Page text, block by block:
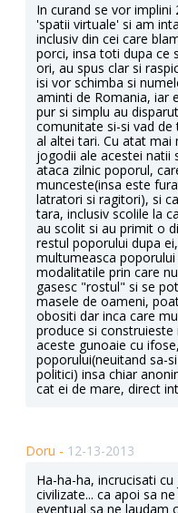
In curand se vor implini
'spatii virtuale' si am
inclusiv din cei care
porci, insa toti dupa ce
ori, au spus clar si
isi vor schimba si
aminti de Romania, iar
pur si simplu au
comunitate si-si vad
al altei tari. Cu atat mai
jogodii ale acestei natii
ataca zilnic poporul,
munceste(insa este
latratori si ragitori), si
tara, inclusiv scolile la
au scolit si au primit o
restul poporului dupa
multumeasca
modalitatile prin care
gasesc "rostul" si se
masele de oameni,
obositi dar inca care
produce si
aceste gunoaie cu
poporului(neuitand sa-
politici) insa chiar
cat ei de mare, direct
Doru - 12-13-2013
Ha-ha-ha, incrucisati
civilizate... ca apoi sa
eventual sa ne laudam